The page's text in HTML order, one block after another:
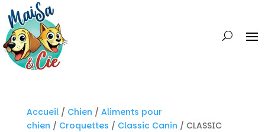
Accueil/ Chien / Aliments pour
chien / Croquettes / Classic Canin / CLASSIC